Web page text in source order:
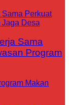
Sama
Program